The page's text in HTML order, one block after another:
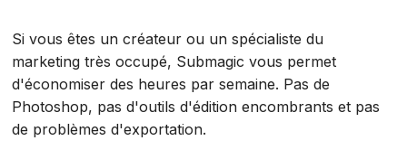
Si vous êtes un créateur ou un spécialiste du
marketing très occupé, Submagic vous permet
d'économiser des heures par semaine. Pas de
Photoshop, pas d'outils d'édition encombrants et pas
de problèmes d'exportation.